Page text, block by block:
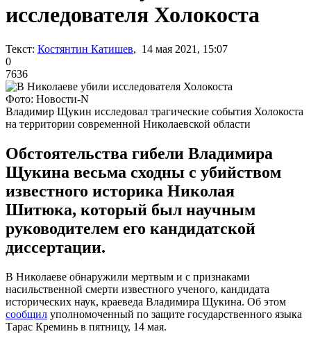
исследователя Холокоста
Текст: Костянтин Катишев, 14 мая 2021, 15:07
0
7636
Фото: Новости-N
Владимир Щукин исследовал трагические события Холокоста
на территории современной Николаевской области
Обстоятельства гибели Владимира
Щукина весьма сходны с убийством
известного историка Николая
Шитюка, который был научным
руководителем его кандидатской
диссертации.
В Николаеве обнаружили мертвым и с признаками
насильственной смерти известного ученого, кандидата
исторических наук, краеведа Владимира Щукина. Об этом
сообщил уполномоченный по защите государственного языка
Тарас Креминь в пятницу, 14 мая.